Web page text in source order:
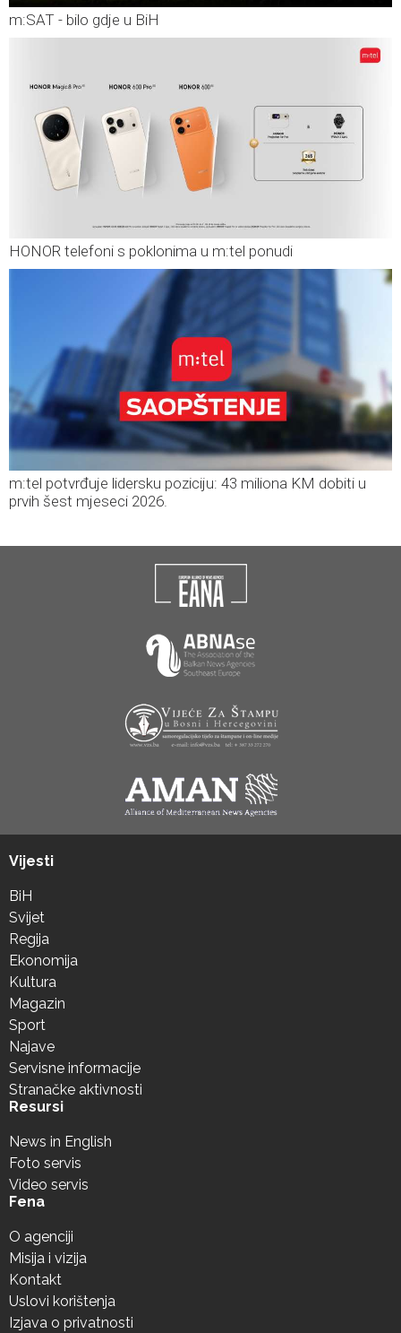
m:SAT - bilo gdje u BiH
HONOR telefoni s poklonima u m:tel ponudi
m:tel potvrđuje lidersku poziciju: 43 miliona KM dobiti u
prvih šest mjeseci 2026.
Vijesti
BiH
Svijet
Regija
Ekonomija
Kultura
Magazin
Sport
Najave
Servisne informacije
Stranačke aktivnosti
Resursi
News in English
Foto servis
Video servis
Fena
O agenciji
Misija i vizija
Kontakt
Uslovi korištenja
Izjava o privatnosti